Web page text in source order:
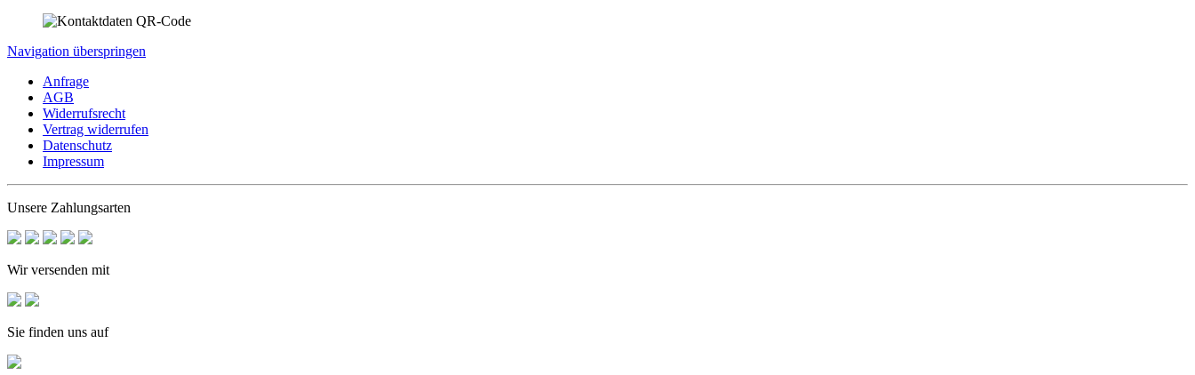
Navigation überspringen
Anfrage
AGB
Widerrufsrecht
Vertrag widerrufen
Datenschutz
Impressum
Unsere Zahlungsarten
Wir versenden mit
Sie finden uns auf